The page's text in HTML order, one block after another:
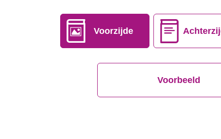
Voorzijde
Voorbeeld